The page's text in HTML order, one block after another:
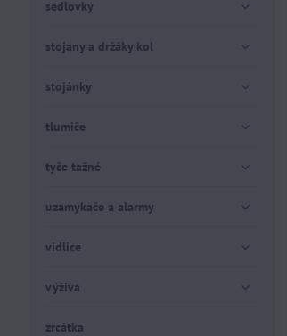
sedlovky
stojany a držáky kol
stojánky
tlumiče
tyče tažné
uzamykače a alarmy
vidlice
výživa
zrcátka